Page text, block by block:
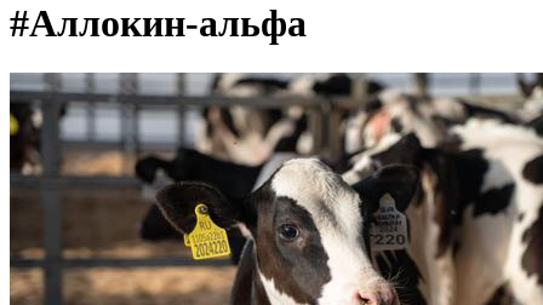
#Аллокин-альфа